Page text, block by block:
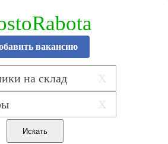
вакансию
X
X